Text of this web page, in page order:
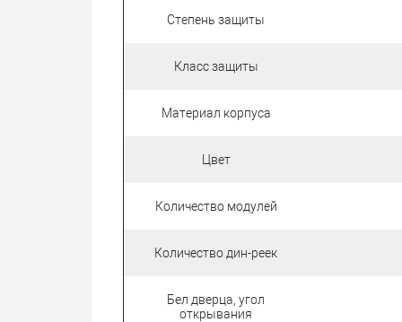
Степень защиты
Класс защиты
Материал корпуса
Цвет
Количество модулей
Количество дин-реек
Бел дверца, угол
открывания